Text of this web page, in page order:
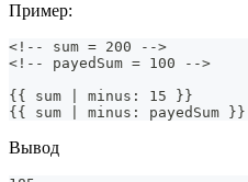
Пример:
<!-- sum = 200 -->
<!-- payedSum = 100 -->
{{ sum | minus: 15 }}
{{ sum | minus: payedSum }}
Вывод